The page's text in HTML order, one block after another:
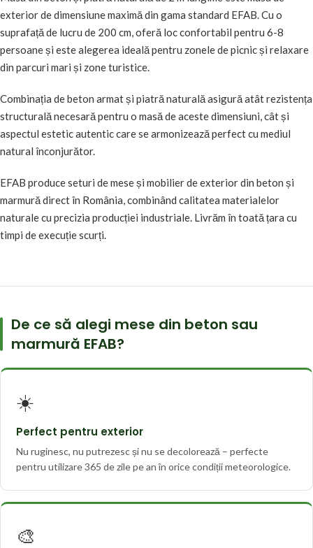
exterior de dimensiune maximă din gama standard EFAB. Cu o
suprafață de lucru de 200 cm, oferă loc confortabil pentru 6-8
persoane și este alegerea ideală pentru zonele de picnic și relaxare
din parcuri mari și zone turistice.
Combinația de beton armat și piatră naturală asigură atât rezistența
structurală necesară pentru o masă de aceste dimensiuni, cât și
aspectul estetic autentic care se armonizează perfect cu mediul
natural înconjurător.
EFAB produce seturi de mese și mobilier de exterior din beton și
marmură direct în România, combinând calitatea materialelor
naturale cu precizia producției industriale. Livrăm în toată țara cu
timpi de execuție scurți.
De ce să alegi mese din beton sau
marmură EFAB?
☀️
Perfect pentru exterior
Nu ruginesc, nu putrezesc și nu se decolorează – perfecte
pentru utilizare 365 de zile pe an în orice condiții meteorologice.
🎨